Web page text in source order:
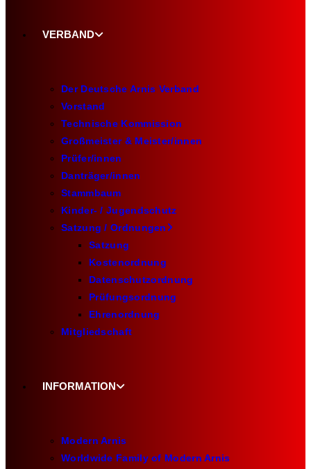
VERBAND
Der Deutsche Arnis Verband
Vorstand
Technische Kommission
Großmeister & Meister/innen
Prüfer/innen
Danträger/innen
Stammbaum
Kinder- / Jugendschutz
Satzung / Ordnungen
Satzung
Kostenordnung
Datenschutzordnung
Prüfungsordnung
Ehrenordnung
Mitgliedschaft
INFORMATION
Modern Arnis
Worldwide Family of Modern Arnis